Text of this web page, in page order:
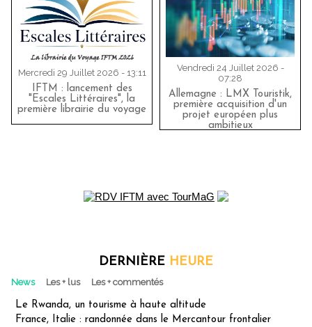
Mercredi 29 Juillet 2026 - 13:11
IFTM : lancement des
"Escales Littéraires", la
première librairie du voyage
Vendredi 24 Juillet 2026 -
07:28
Allemagne : LMX Touristik,
première acquisition d'un
projet européen plus
ambitieux
DERNIÈRE HEURE
News Les + lus Les + commentés
Le Rwanda, un tourisme à haute altitude
France, Italie : randonnée dans le Mercantour frontalier